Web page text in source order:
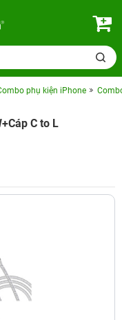
phụ kiện iPhone
C to L